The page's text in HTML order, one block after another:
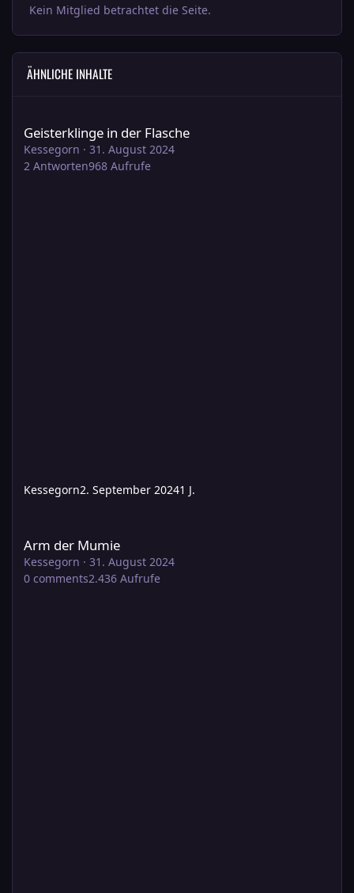
Kein Mitglied betrachtet die Seite.
ÄHNLICHE INHALTE
Geisterklinge in der Flasche
Kessegorn · 31. August 2024
2 Antworten968 Aufrufe
Kessegorn2. September 20241 J.
Arm der Mumie
Kessegorn · 31. August 2024
0 comments2.436 Aufrufe